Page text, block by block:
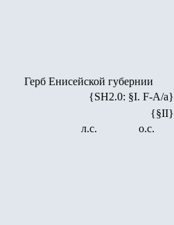
Герб Енисейской губернии
{SH2.0: §I. F-А/а}
{§II}
л.с. о.с.